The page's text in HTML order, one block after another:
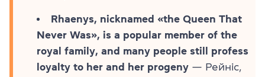
Rhaenys, nicknamed «the Queen That
Never Was», is a popular member of the
royal family, and many people still profess
loyalty to her and her progeny — Рейніс,